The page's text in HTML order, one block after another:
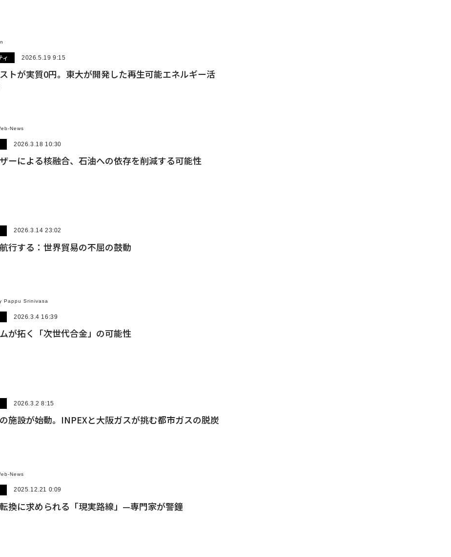
ィ 2026.5.19 9:15
トが実質0円。東大が開発した再生可能エネルギー活
News
2026.3.18 10:30
ーによる核融合、石油への依存を削減する可能性
2026.3.14 23:02
行する：世界貿易の不屈の鼓動
Pappu Srinivasa
2026.3.4 16:39
が拓く「次世代合金」の可能性
2026.3.2 8:15
施設が始動。INPEXと大阪ガスが挑む都市ガスの脱炭
News
2025.12.21 0:09
換に求められる「現実路線」—専門家が警鐘